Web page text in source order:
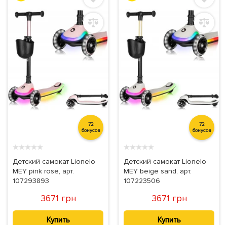
72
бонусов
★★★★★
Детский самокат Lionelo
MEY pink rose, арт.
107293893
3671 грн
Купить
72
бонусов
★★★★★
Детский самокат Lionelo
MEY beige sand, арт.
107223506
3671 грн
Купить